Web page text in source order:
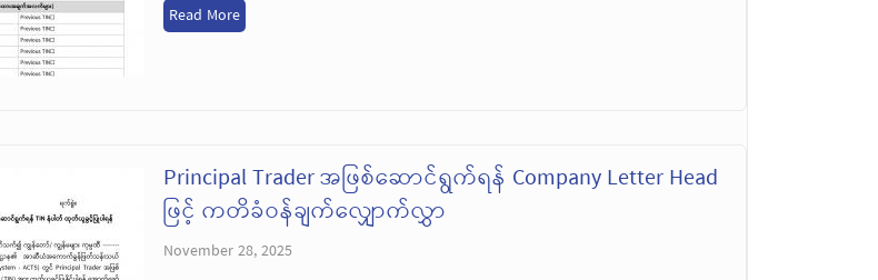
Read More
Principal Trader အဖြစ်ဆောင်ရွက်ရန် Company Letter Head
ဖြင့် ကတိခံဝန်ချက်လျှောက်လွှာ
November 28, 2025